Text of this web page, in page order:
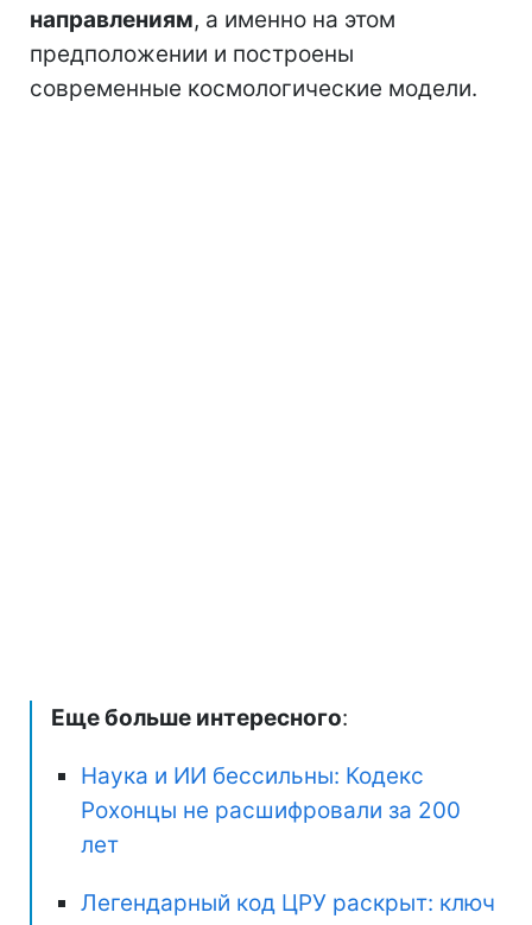
направлениям, а именно на этом
предположении и построены
современные космологические модели.
Еще больше интересного:
Наука и ИИ бессильны: Кодекс
Рохонцы не расшифровали за 200
лет
Легендарный код ЦРУ раскрыт: ключ